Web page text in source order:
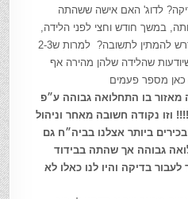
לדוג' האם אישה ששהתה
במשך חודש וחצי לפני הלידה,
אך היא גרה באזור "בעייתי", תדרש להמתין לתשובה? למרות ש2-3
שהלידה שלהן מהירה אף
כאן מספר פעמים
בו התחלואה גבוהה ע״פ
וזו נקודה חשובה מאחר וניהול
ביותר אצלנו בביה״ח גם
גבוהה אך שהתה בבידוד
בדיקה והיו לנו כאלו לא